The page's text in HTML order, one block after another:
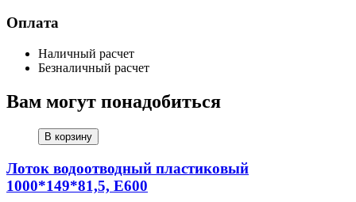
Оплата
Наличный расчет
Безналичный расчет
Вам могут понадобиться
В корзину
Лоток водоотводный пластиковый
1000*149*81,5, Е600